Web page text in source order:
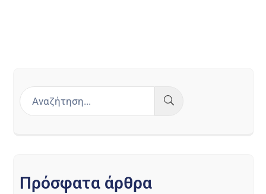
Πρόσφατα άρθρα